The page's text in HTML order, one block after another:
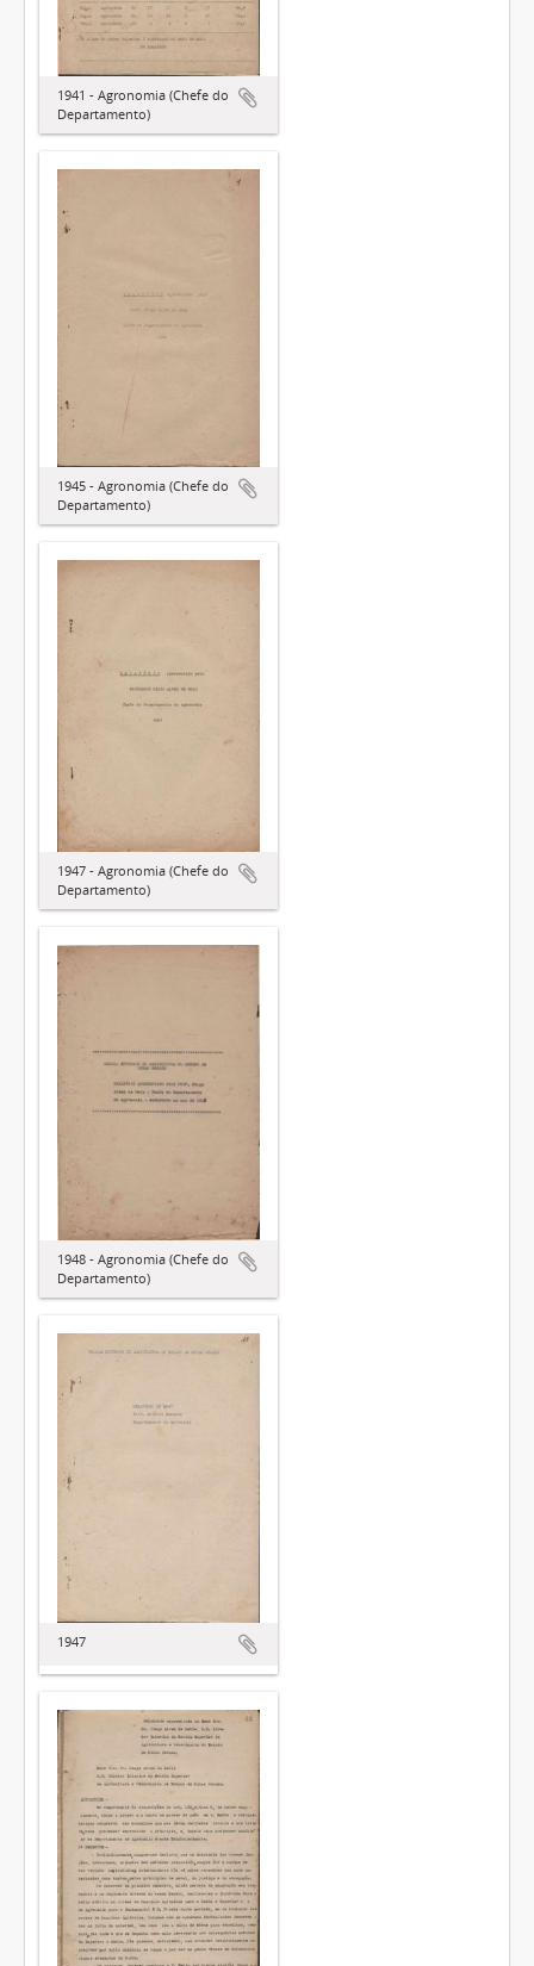
1941 - Agronomia (Chefe do
Departamento)
1945 - Agronomia (Chefe do
Departamento)
1947 - Agronomia (Chefe do
Departamento)
1948 - Agronomia (Chefe do
Departamento)
1947